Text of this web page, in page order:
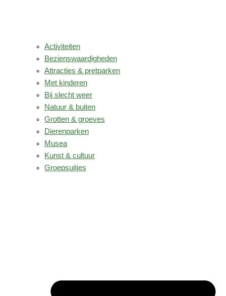
Activiteiten
Bezienswaardigheden
Attracties & pretparken
Met kinderen
Bij slecht weer
Natuur & buiten
Grotten & groeves
Dierenparken
Musea
Kunst & cultuur
Groepsuitjes